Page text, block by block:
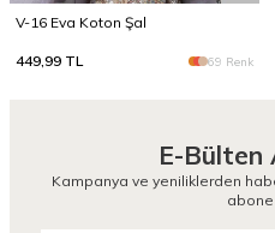
V-16 Eva Koton Şal
449,99 TL 69 Renk
E-Bülten
Kampanya ve yeniliklerden
abone